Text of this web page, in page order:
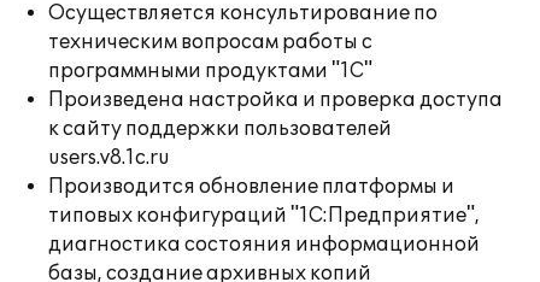
Осуществляется консультирование по
техническим вопросам работы с
программными продуктами "1С"
Произведена настройка и проверка доступа
к сайту поддержки пользователей
users.v8.1c.ru
Производится обновление платформы и
типовых конфигураций "1С:Предприятие",
диагностика состояния информационной
базы, создание архивных копий